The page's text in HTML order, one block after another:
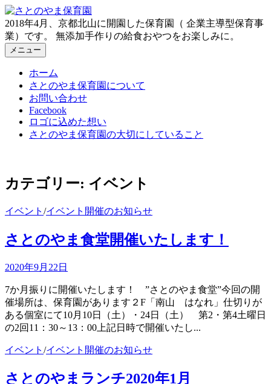
コ
ン
テ
ン
ツ
2018年4月、京都北山に開園した保育園（ 企業主導型保育事
業）です。 無添加手作りの給食おやつをお楽しみに。
メニュー
ホーム
さとのやま保育園について
お問い合わせ
Facebook
ロゴに込めた想い
さとのやま保育園の大切にしていること
カテゴリー: イベント
イベント /イベント開催のお知らせ
さとのやま食堂開催いたします！
2020年9月22日
7か月振りに開催いたします！ ”さとのやま食堂”今回の開
催場所は、保育園があります２F「南山 はなれ」仕切りが
ある個室にて10月10日（土）・24日（土） 第2・第4土曜日
の2回11：30～13：00上記日時で開催いたし...
イベント /イベント開催のお知らせ
さとのやまランチ2020年1月